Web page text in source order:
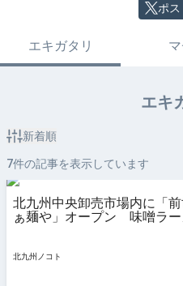
ポス
エキガタリ
エキ
新着順
7件の記事を表示しています
北九州中央卸売市場内に「
ぁ麺や」オープン 味噌ラー
北九州ノコト